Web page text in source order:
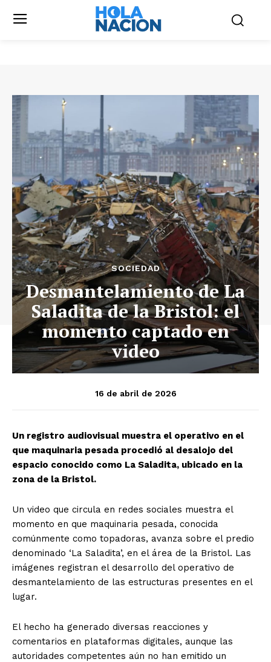
SOCIEDAD
Desmantelamiento de La
Saladita de la Bristol: el
momento captado en
video
16 de abril de 2026
Un registro audiovisual muestra el operativo en el
que maquinaria pesada procedió al desalojo del
espacio conocido como La Saladita, ubicado en la
zona de la Bristol.
Un video que circula en redes sociales muestra el
momento en que maquinaria pesada, conocida
comúnmente como topadoras, avanza sobre el predio
denominado ‘La Saladita’, en el área de la Bristol. Las
imágenes registran el desarrollo del operativo de
desmantelamiento de las estructuras presentes en el
lugar.
El hecho ha generado diversas reacciones y
comentarios en plataformas digitales, aunque las
autoridades competentes aún no han emitido un